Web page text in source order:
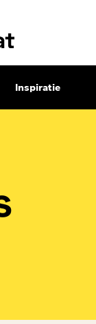
Inspiratie